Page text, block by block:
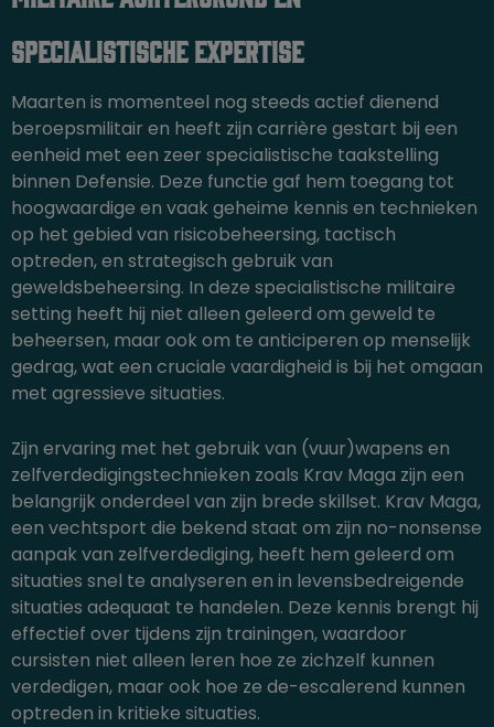
specialistische expertise
Maarten is momenteel nog steeds actief dienend
beroepsmilitair en heeft zijn carrière gestart bij een
eenheid met een zeer specialistische taakstelling
binnen Defensie. Deze functie gaf hem toegang tot
hoogwaardige en vaak geheime kennis en technieken
op het gebied van risicobeheersing, tactisch
optreden, en strategisch gebruik van
geweldsbeheersing. In deze specialistische militaire
setting heeft hij niet alleen geleerd om geweld te
beheersen, maar ook om te anticiperen op menselijk
gedrag, wat een cruciale vaardigheid is bij het omgaan
met agressieve situaties.
Zijn ervaring met het gebruik van (vuur)wapens en
zelfverdedigingstechnieken zoals Krav Maga zijn een
belangrijk onderdeel van zijn brede skillset. Krav Maga,
een vechtsport die bekend staat om zijn no-nonsense
aanpak van zelfverdediging, heeft hem geleerd om
situaties snel te analyseren en in levensbedreigende
situaties adequaat te handelen. Deze kennis brengt hij
effectief over tijdens zijn trainingen, waardoor
cursisten niet alleen leren hoe ze zichzelf kunnen
verdedigen, maar ook hoe ze de-escalerend kunnen
optreden in kritieke situaties.